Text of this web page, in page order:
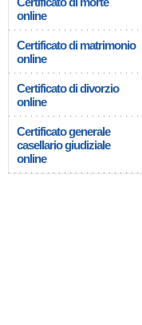
online
Certificato di matrimonio
online
Certificato di divorzio
online
Certificato generale
casellario giudiziale
online